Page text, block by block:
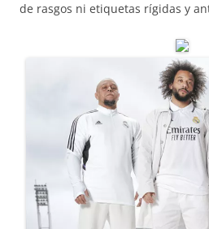
de rasgos ni etiquetas rígidas y